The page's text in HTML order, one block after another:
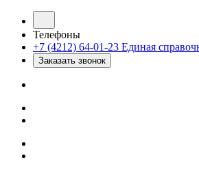
Телефоны
+7 (4212) 64-01-23 Единая
Заказать звонок